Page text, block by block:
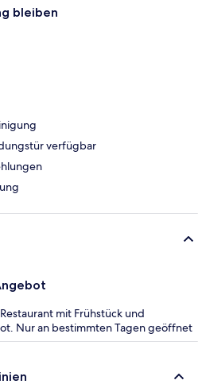
bleiben
verfügbar
mit Frühstück und
Nur an bestimmten Tagen geöffnet